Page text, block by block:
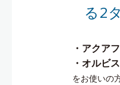
る2
・アクア
・オルビ
をお使いの